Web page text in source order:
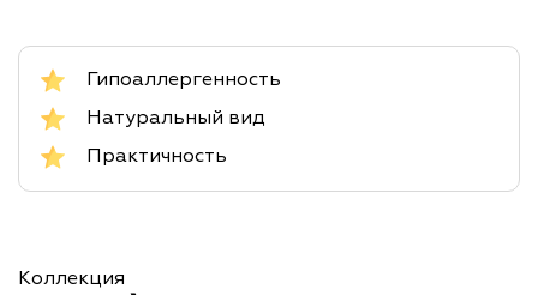
Гипоаллергенность
Натуральный вид
Практичность
Коллекция